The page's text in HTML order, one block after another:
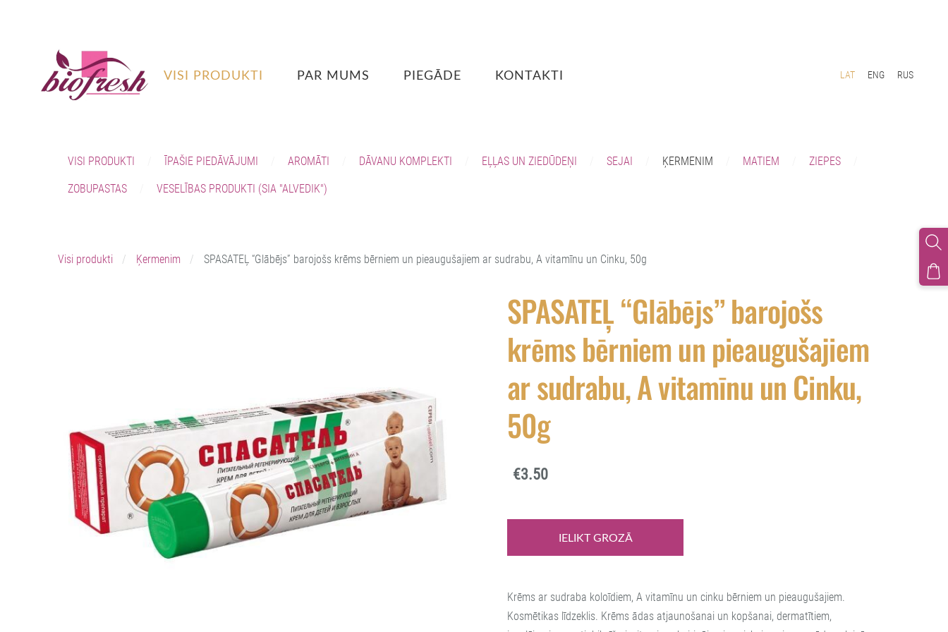
VISI PRODUKTI PAR MUMS PIEGĀDE KONTAKTI LAT ENG RUS
VISI PRODUKTI ĪPAŠIE PIEDĀVĀJUMI AROMĀTI DĀVANU KOMPLEKTI EĻĻAS UN ZIEDŪDEŅI SEJAI ĶERMENIM MATIEM ZIEPES
ZOBUPASTAS VESELĪBAS PRODUKTI (SIA "ALVEDIK")
Visi produkti Ķermenim SPASATEĻ “Glābējs” barojošs krēms bērniem un pieaugušajiem ar sudrabu, A vitamīnu un Cinku, 50g
SPASATEĻ “Glābējs” barojošs
krēms bērniem un pieaugušajiem
ar sudrabu, A vitamīnu un Cinku,
50g
€3.50
IELIKT GROZĀ
Krēms ar sudraba koloīdiem, A vitamīnu un cinku bērniem un pieaugušajiem.
Kosmētikas līdzeklis. Krēms ādas atjaunošanai un kopšanai, dermatītiem,